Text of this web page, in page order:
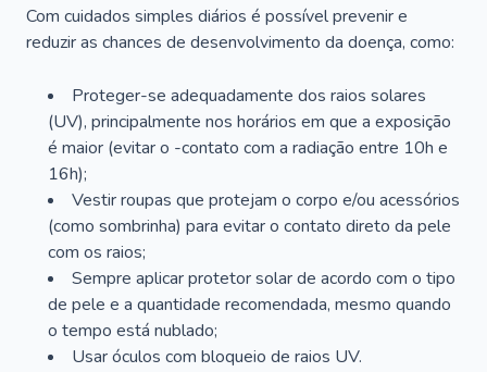
Com cuidados simples diários é possível prevenir e
reduzir as chances de desenvolvimento da doença, como:
Proteger-se adequadamente dos raios solares
(UV), principalmente nos horários em que a exposição
é maior (evitar o -contato com a radiação entre 10h e
16h);
Vestir roupas que protejam o corpo e/ou acessórios
(como sombrinha) para evitar o contato direto da pele
com os raios;
Sempre aplicar protetor solar de acordo com o tipo
de pele e a quantidade recomendada, mesmo quando
o tempo está nublado;
Usar óculos com bloqueio de raios UV.